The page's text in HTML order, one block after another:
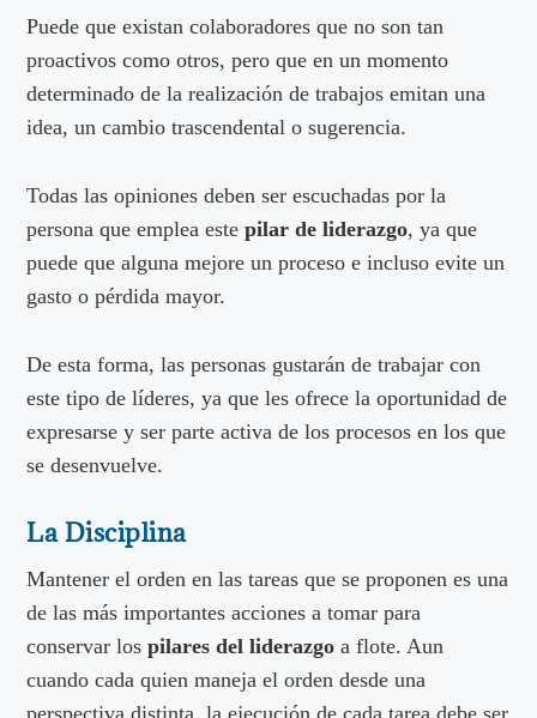
Puede que existan colaboradores que no son tan
proactivos como otros, pero que en un momento
determinado de la realización de trabajos emitan una
idea, un cambio trascendental o sugerencia.
Todas las opiniones deben ser escuchadas por la
persona que emplea estepilar de liderazgo, ya que
puede que alguna mejore un proceso e incluso evite un
gasto o pérdida mayor.
De esta forma, las personas gustarán de trabajar con
este tipo de líderes, ya que les ofrece la oportunidad de
expresarse y ser parte activa de los procesos en los que
se desenvuelve.
La Disciplina
Mantener el orden en las tareas que se proponen es una
de las más importantes acciones a tomar para
conservar lospilares del liderazgo a flote. Aun
cuando cada quien maneja el orden desde una
perspectiva distinta, la ejecución de cada tarea debe ser